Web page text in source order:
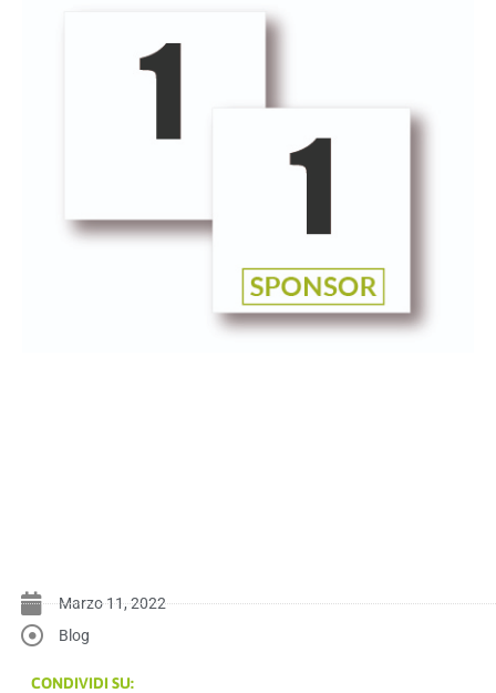
Marzo 11, 2022
Blog
CONDIVIDI SU: